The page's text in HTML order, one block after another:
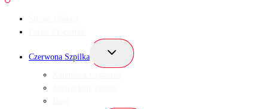
Czerwona Szpilka
Przełącz
podrzędne